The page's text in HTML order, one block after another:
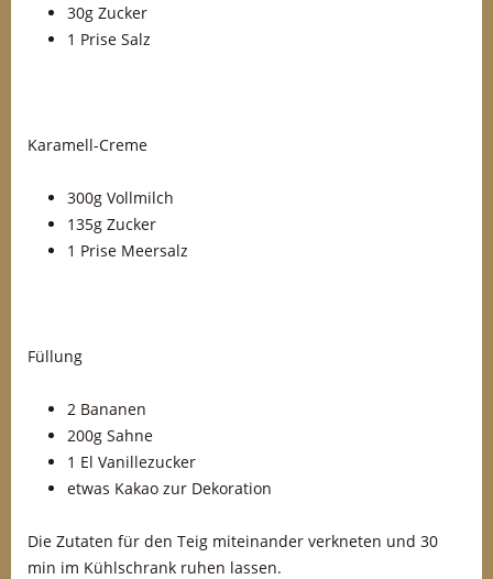
30g Zucker
1 Prise Salz
Karamell-Creme
300g Vollmilch
135g Zucker
1 Prise Meersalz
Füllung
2 Bananen
200g Sahne
1 El Vanillezucker
etwas Kakao zur Dekoration
Die Zutaten für den Teig miteinander verkneten und 30
min im Kühlschrank ruhen lassen.